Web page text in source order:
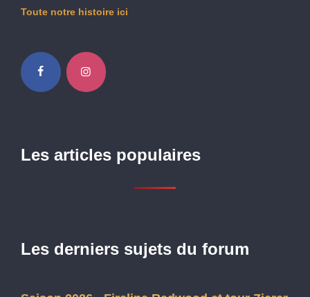
Toute notre histoire ici
Les articles populaires
Les derniers sujets du forum